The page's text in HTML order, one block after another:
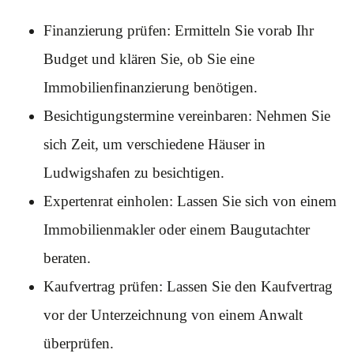
Finanzierung prüfen: Ermitteln Sie vorab Ihr
Budget und klären Sie, ob Sie eine
Immobilienfinanzierung benötigen.
Besichtigungstermine vereinbaren: Nehmen Sie
sich Zeit, um verschiedene Häuser in
Ludwigshafen zu besichtigen.
Expertenrat einholen: Lassen Sie sich von einem
Immobilienmakler oder einem Baugutachter
beraten.
Kaufvertrag prüfen: Lassen Sie den Kaufvertrag
vor der Unterzeichnung von einem Anwalt
überprüfen.